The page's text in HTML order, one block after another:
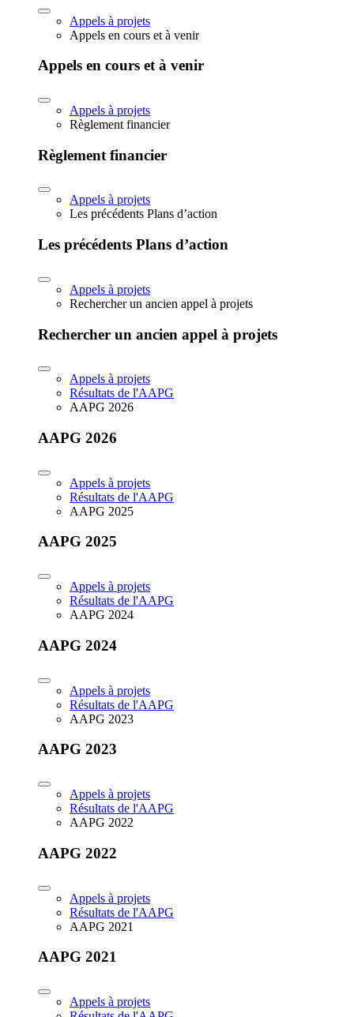
Appels à projets
Appels en cours et à venir
Appels en cours et à venir
Appels à projets
Règlement financier
Règlement financier
Appels à projets
Les précédents Plans d’action
Les précédents Plans d’action
Appels à projets
Rechercher un ancien appel à projets
Rechercher un ancien appel à projets
Appels à projets
Résultats de l'AAPG
AAPG 2026
AAPG 2026
Appels à projets
Résultats de l'AAPG
AAPG 2025
AAPG 2025
Appels à projets
Résultats de l'AAPG
AAPG 2024
AAPG 2024
Appels à projets
Résultats de l'AAPG
AAPG 2023
AAPG 2023
Appels à projets
Résultats de l'AAPG
AAPG 2022
AAPG 2022
Appels à projets
Résultats de l'AAPG
AAPG 2021
AAPG 2021
Appels à projets